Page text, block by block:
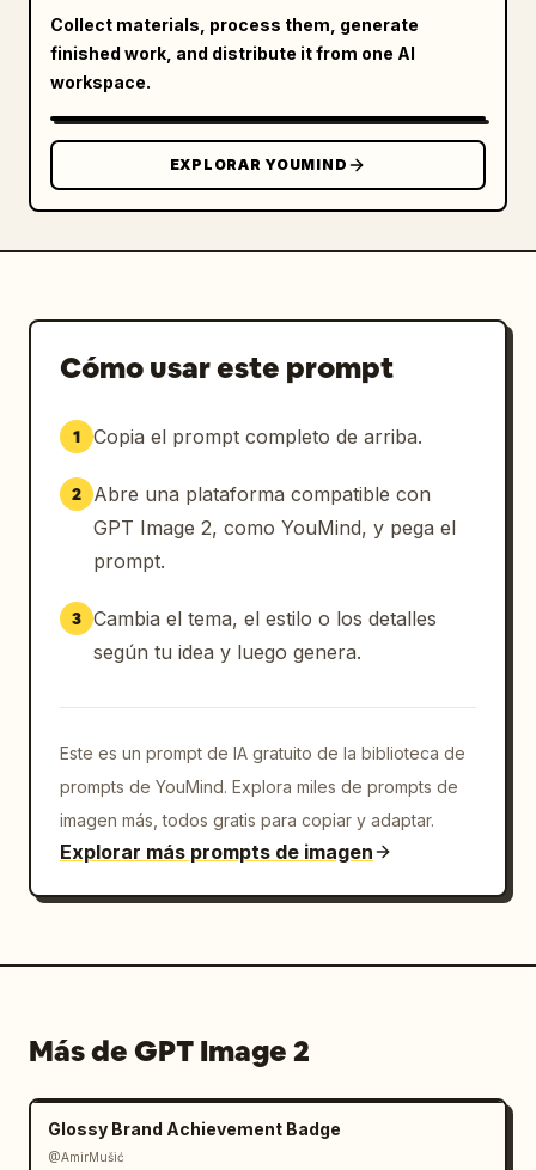
y desenfoque de profundidad cinematográfico
de ensueño.
PALETA DE COLORES:
Dorado champaña,
marfil suave,
ámbar cálido,
ILUMINACIÓN:
Iluminación cinematográfica cálida de
faroles.
Brillo editorial de ensueño.
AMBIENTE:
Lujo.
Elegancia.
CALIDAD:
Realismo 4K HDR nativo ultra realista.
Se ve como una campaña editorial de moda
china de lujo real.
Collect materials, process them, generate
finished work, and distribute it from one AI
workspace.
EXPLORAR YOUMIND
Cómo usar este prompt
1 Copia el prompt completo de arriba.
2
Abre una plataforma compatible con
GPT Image 2, como YouMind, y pega el
prompt.
3 Cambia el tema, el estilo o los detalles
según tu idea y luego genera.
Este es un prompt de IA gratuito de la biblioteca de
prompts de YouMind. Explora miles de prompts de
imagen más, todos gratis para copiar y adaptar.
Explorar más prompts de imagen
Más de GPT Image 2
Glossy Brand Achievement Badge
@AmirMušić